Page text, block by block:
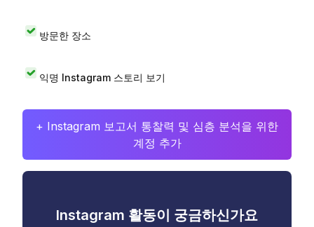
방문한 장소
익명 Instagram 스토리 보기
+ Instagram 보고서 통찰력 및 심층 분석을 위한
계정 추가
Instagram 활동이 궁금하신가요